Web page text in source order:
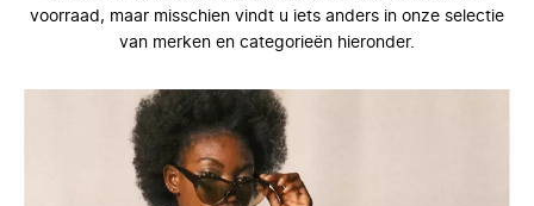
voorraad, maar misschien vindt u iets anders in onze selectie
van merken en categorieën hieronder.